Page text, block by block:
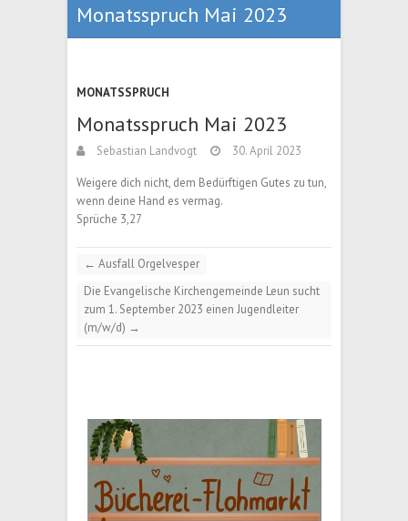
Monatsspruch Mai 2023
MONATSSPRUCH
Monatsspruch Mai 2023
Sebastian Landvogt 30. April 2023
Weigere dich nicht, dem Bedürftigen Gutes zu tun,
wenn deine Hand es vermag.
Sprüche 3,27
← Ausfall Orgelvesper
Die Evangelische Kirchengemeinde Leun sucht
zum 1. September 2023 einen Jugendleiter
(m/w/d) →